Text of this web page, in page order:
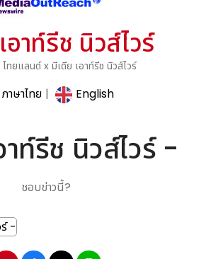
อาท์รีช นิวส์ไวร์
ทยแลนด์ x มีเดีย เอาท์รีช นิวส์ไวร์
ภาษาไทย | English
าท์รีช นิวส์ไวร์ -
ชอบข่าวนี้?